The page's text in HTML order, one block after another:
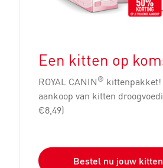
Een kitten op
ROYAL CANIN®
aankoop van kitten
€8,49)
Bestel nu jouw